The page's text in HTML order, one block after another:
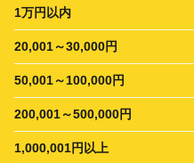
1万円以内
20,001～30,000円
50,001～100,000円
200,001～500,000円
1,000,001円以上